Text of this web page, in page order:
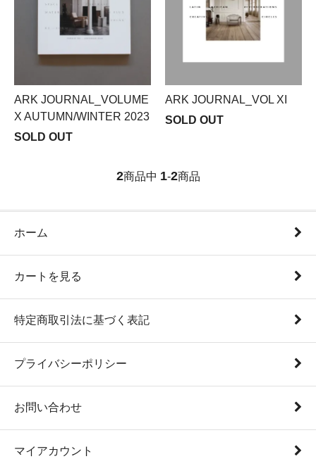
ARK JOURNAL_VOLUME
X AUTUMN/WINTER 2023
SOLD OUT
ARK JOURNAL_VOL XI
SOLD OUT
2商品中 1-2商品
ホーム
カートを見る
特定商取引法に基づく表記
プライバシーポリシー
お問い合わせ
マイアカウント